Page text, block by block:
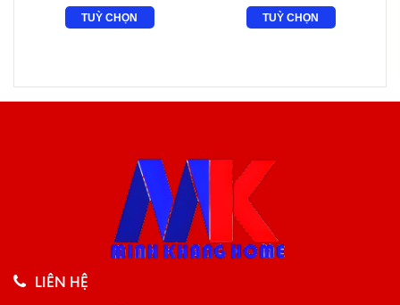
TUỲ CHỌN TUỲ CHỌN
LIÊN HỆ